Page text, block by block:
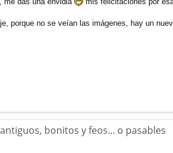
porque no se veían las imágenes, hay un
bonitos y feos... o pasables